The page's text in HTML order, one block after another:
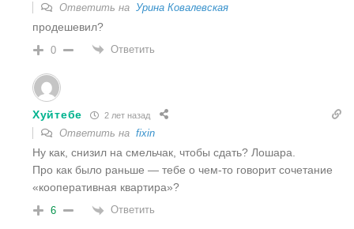
Ответить на Урина Ковалевская
продешевил?
0 Ответить
Хуйтебе 2 лет назад
Ответить на fixin
Ну как, снизил на смельчак, чтобы сдать? Лошара.
Про как было раньше — тебе о чем-то говорит сочетание
«кооперативная квартира»?
6 Ответить